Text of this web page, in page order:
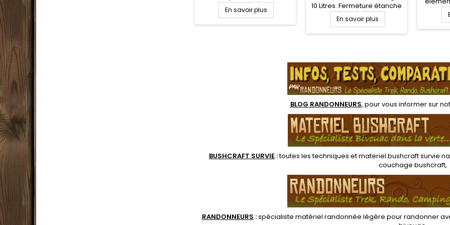
imperméables, une
boussole à liquide, un
cadran phosphorescent, un
cordon pour le garder sur
En savoir plus
10 Litres. Fermeture étanche
par enroulage du haut du
sac et clip de fixation. Sac
étanche pour le transport et
expédition et sport
nautique. Toile ripstop
difficilement déchirable.
En savoir plus
et
léger,
à
BLOG RANDONNEURS, pour vous informer sur
BUSHCRAFT SURVIE :toutes les techniques etmateriel bushcraft survie
couchage bushcraft,
RANDONNEURS :spécialiste matériel randonnée légère pour randonner